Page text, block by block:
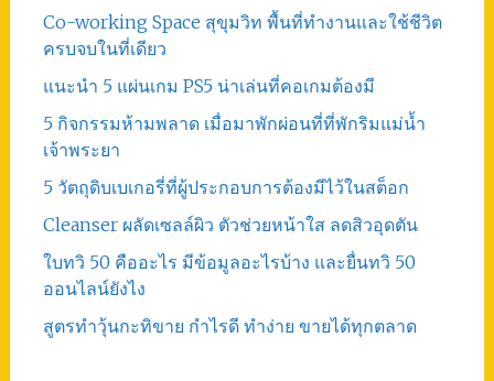
Co-working Space สุขุมวิท พื้นที่ทำงานและใช้ชีวิต
ครบจบในที่เดียว
แนะนำ 5 แผ่นเกม PS5 น่าเล่นที่คอเกมต้องมี
5 กิจกรรมห้ามพลาด เมื่อมาพักผ่อนที่ที่พักริมแม่น้ำ
เจ้าพระยา
5 วัตถุดิบเบเกอรี่ที่ผู้ประกอบการต้องมีไว้ในสต็อก
Cleanser ผลัดเซลล์ผิว ตัวช่วยหน้าใส ลดสิวอุดตัน
ใบทวิ 50 คืออะไร มีข้อมูลอะไรบ้าง และยื่นทวิ 50
ออนไลน์ยังไง
สูตรทําวุ้นกะทิขาย กำไรดี ทำง่าย ขายได้ทุกตลาด